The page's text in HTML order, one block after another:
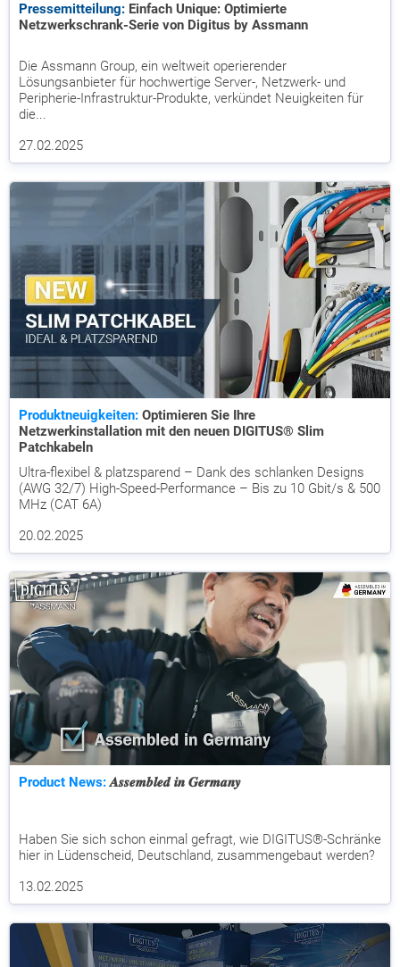
Pressemitteilung: Einfach Unique: Optimierte
Netzwerkschrank-Serie von Digitus by Assmann
Die Assmann Group, ein weltweit operierender
Lösungsanbieter für hochwertige Server-, Netzwerk- und
Peripherie-Infrastruktur-Produkte, verkündet Neuigkeiten für
die...
27.02.2025
Produktneuigkeiten: Optimieren Sie Ihre
Netzwerkinstallation mit den neuen DIGITUS® Slim
Patchkabeln
Ultra-flexibel & platzsparend – Dank des schlanken Designs
(AWG 32/7) High-Speed-Performance – Bis zu 10 Gbit/s & 500
MHz (CAT 6A)
20.02.2025
Product News:𝑨𝒔𝒔𝒆𝒎𝒃𝒍𝒆𝒅 𝒊𝒏 𝑮𝒆𝒓𝒎𝒂𝒏𝒚
Haben Sie sich schon einmal gefragt, wie DIGITUS®-Schränke
hier in Lüdenscheid, Deutschland, zusammengebaut werden?
13.02.2025